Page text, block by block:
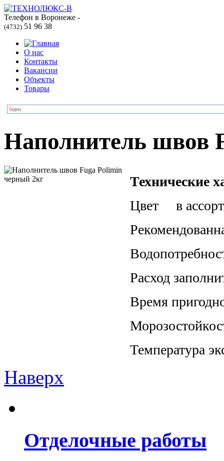
Телефон в Воронеже -
(4732) 51 96 38
О нас
Контакты
Вакансии
Объекты
Товары
Наполнитель швов
Технические
Цвет в
Расход
Время
Температура
Наверх
Отделочные работы